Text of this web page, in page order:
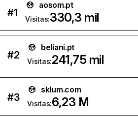
#1
aosom.pt
Visitas:330,3 mil
#2
beliani.pt
Visitas:241,75 mil
#3
sklum.com
Visitas:6,23 M